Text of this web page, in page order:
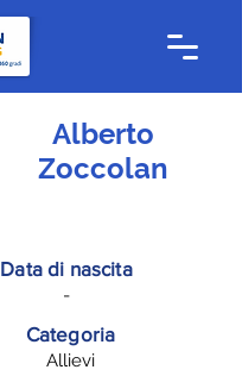
Alberto
Zoccolan
Data di nascita
-
Categoria
Allievi